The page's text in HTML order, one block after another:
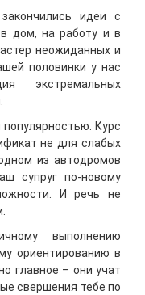
идеи с
дом, на работу и в
неожиданных и
половинки у нас
экстремальных
Курс
не для слабых
из автодромов
супруг по-новому
И речь не
выполнению
ориентированию в
главное – они учат
свершения тебе по